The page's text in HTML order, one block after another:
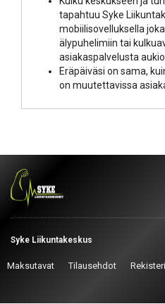
tapahtuu Syke
mobiilisovelluksella
älypuhelimiin tai
asiakaspalvelusta
Eräpäiväsi on sama,
on muutettavissa
Syke Liikuntakeskus
Maksutavat Tilausehdot